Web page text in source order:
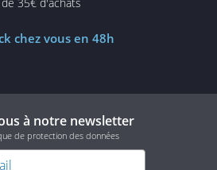
chez vous en 48h
à notre newsletter
de protection des données